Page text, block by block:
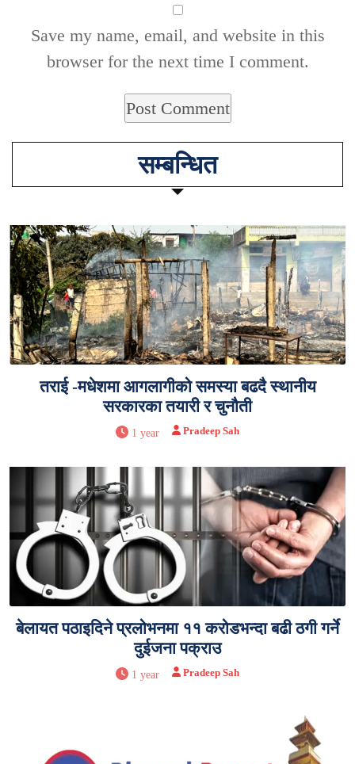
Save my name, email, and website in this
browser for the next time I comment.
सम्बन्धित
तराई -मधेशमा आगलागीको समस्या बढदै स्थानीय
सरकारका तयारी र चुनौती
1 year Pradeep Sah
बेलायत पठाइदिने प्रलोभनमा ११ करोडभन्दा बढी ठगी गर्ने
दुईजना पक्राउ
1 year Pradeep Sah